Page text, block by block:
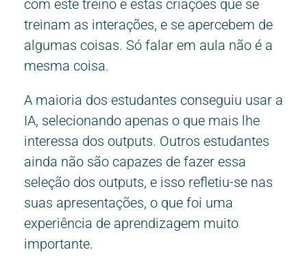
com este treino e estas criações que se
treinam as interações, e se apercebem de
algumas coisas. Só falar em aula não é a
mesma coisa.
A maioria dos estudantes conseguiu usar a
IA, selecionando apenas o que mais lhe
interessa dos outputs. Outros estudantes
ainda não são capazes de fazer essa
seleção dos outputs, e isso refletiu-se nas
suas apresentações, o que foi uma
experiência de aprendizagem muito
importante.